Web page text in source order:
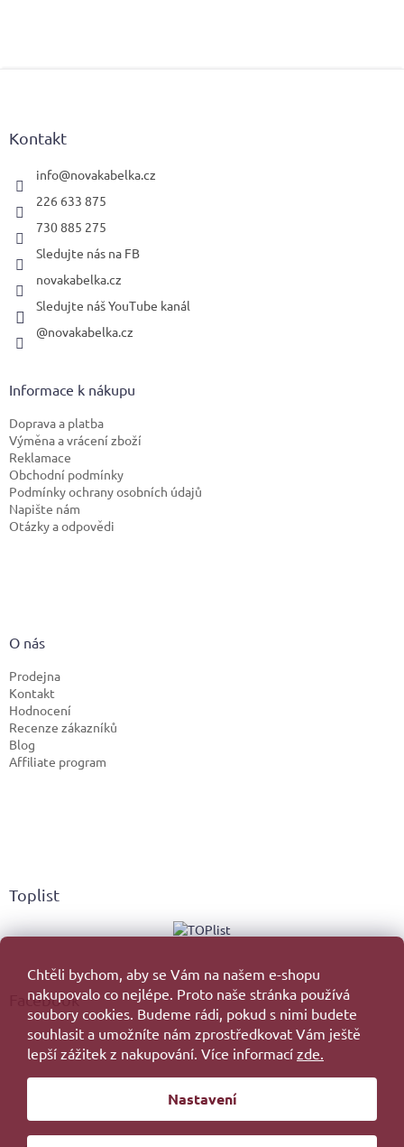
Chtěli bychom, aby se Vám na našem e-shopu
nakupovalo co nejlépe. Proto naše stránka používá
soubory cookies. Budeme rádi, pokud s nimi budete
souhlasit a umožníte nám zprostředkovat Vám ještě
lepší zážitek z nakupování. Více informací zde.
Nastavení
Kontakt
info@novakabelka.cz
226 633 875
730 885 275
Sledujte nás na FB
novakabelka.cz
Sledujte náš YouTube kanál
@novakabelka.cz
Informace k nákupu
Doprava a platba
Výměna a vrácení zboží
Reklamace
Obchodní podmínky
Podmínky ochrany osobních údajů
Napište nám
Otázky a odpovědi
O nás
Prodejna
Kontakt
Hodnocení
Recenze zákazníků
Blog
Affiliate program
Toplist
Facebook
Vytvořil Shoptet